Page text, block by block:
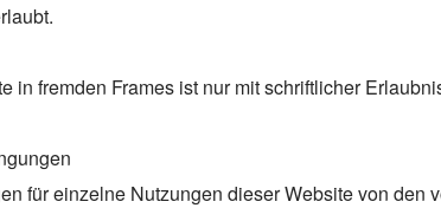
in fremden Frames ist nur mit schriftlicher
für einzelne Nutzungen dieser Website von